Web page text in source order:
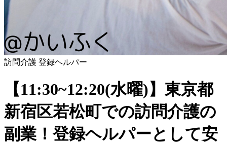
訪問介護 登録ヘルパー
【11:30~12:20(水曜)】東京都
新宿区若松町での訪問介護の
副業！登録ヘルパーとして安